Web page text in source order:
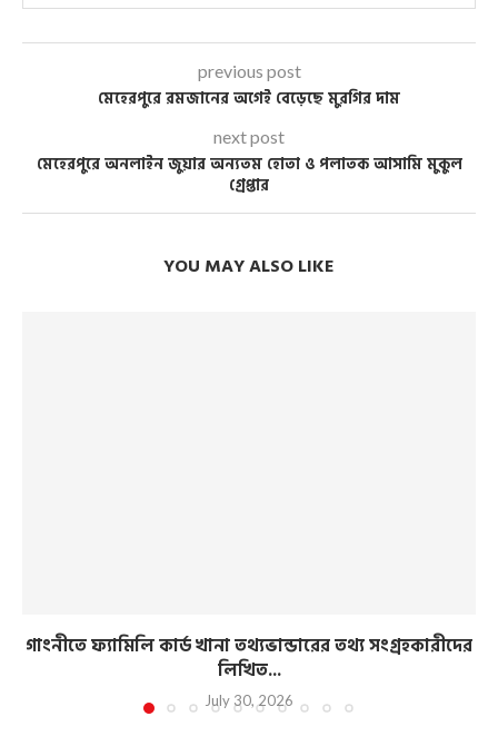
previous post
মেহেরপুরে রমজানের অগেই বেড়েছে মুরগির দাম
next post
মেহেরপুরে অনলাইন জুয়ার অন্যতম হোতা ও পলাতক আসামি মুকুল
গ্রেপ্তার
YOU MAY ALSO LIKE
গাংনীতে ফ্যামিলি কার্ড খানা তথ্যভান্ডারের তথ্য সংগ্রহকারীদের
লিখিত...
July 30, 2026